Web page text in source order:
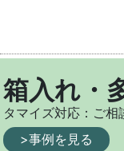
箱入れ・
タマイズ対応：ご相
>事例を見る